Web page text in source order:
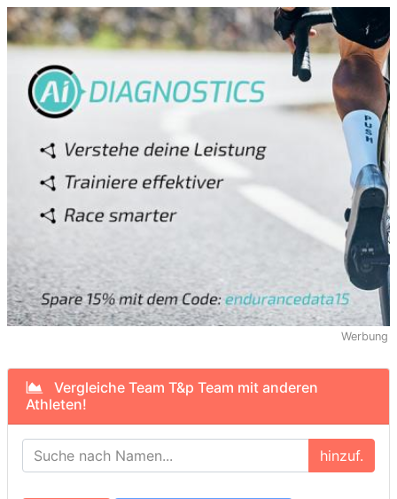
Werbung
Vergleiche Team T&p Team mit anderen
Athleten!
hinzuf.